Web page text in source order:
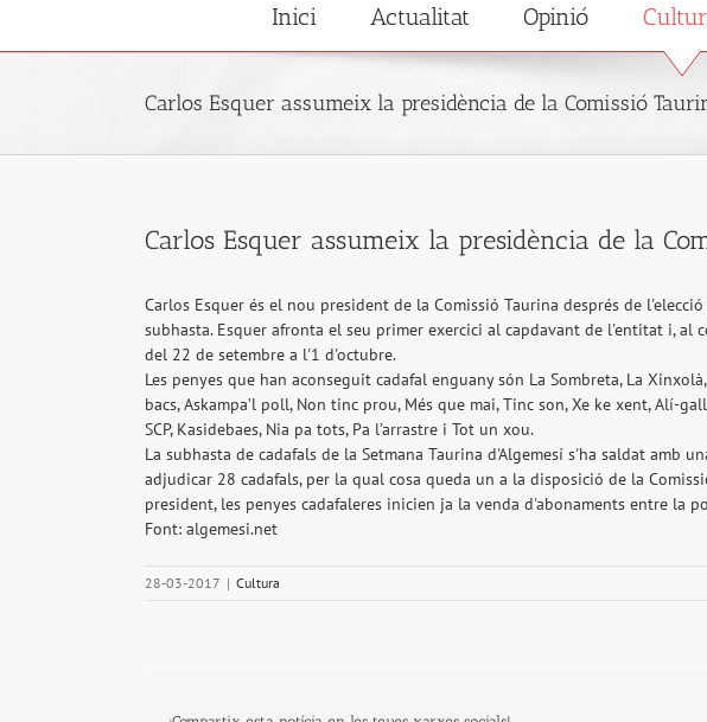
Inici Actualitat Opinió
Carlos Esquer assumeix la presidència de la Comissió
Carlos Esquer assumeix la presidència de la
Carlos Esquer és el nou president de la Comissió Taurina després de
subhasta. Esquer afronta el seu primer exercici al capdavant de l'entitat i,
del 22 de setembre a l'1 d'octubre.
Les penyes que han aconseguit cadafal enguany són La Sombreta, La
bacs, Askampa’l poll, Non tinc prou, Més que mai, Tinc son, Xe ke xent, Alí-
SCP, Kasidebaes, Nia pa tots, Pa l’arrastre i Tot un xou.
La subhasta de cadafals de la Setmana Taurina d'Algemesí s'ha saldat amb
adjudicar 28 cadafals, per la qual cosa queda un a la disposició de la
president, les penyes cadafaleres inicien ja la venda d'abonaments entre la
Font: algemesi.net
28-03-2017 | Cultura